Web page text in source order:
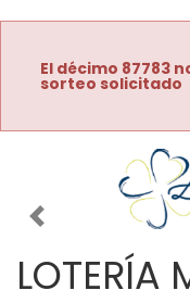
El décimo 87783
sorteo solicitado
Imagen anterior
LOTERÍA